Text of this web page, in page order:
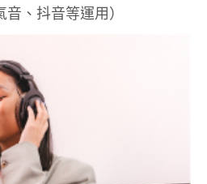
音、抖音等運用）